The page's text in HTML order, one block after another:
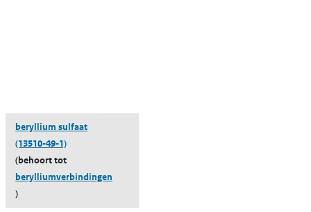
beryllium sulfaat
(13510-49-1)
(behoort tot
berylliumverbindingen
)